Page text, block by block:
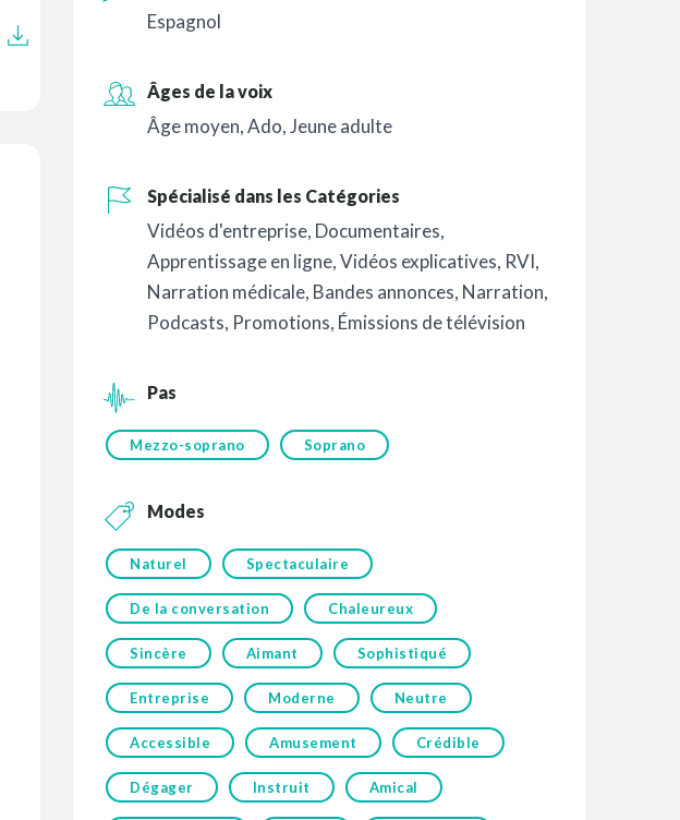
Espagnol
Âges de la voix
Âge moyen,Ado,Jeune adulte
Spécialisé dans les Catégories
Vidéos d'entreprise, Documentaires,
Apprentissage en ligne,Vidéos explicatives, RVI,
Narration médicale, Bandes annonces, Narration,
Podcasts, Promotions, Émissions de télévision
Pas
Mezzo-soprano Soprano
Modes
Naturel Spectaculaire
De la conversation Chaleureux
Sincère Aimant Sophistiqué
Entreprise Moderne Neutre
Accessible Amusement Crédible
Dégager Instruit Amical